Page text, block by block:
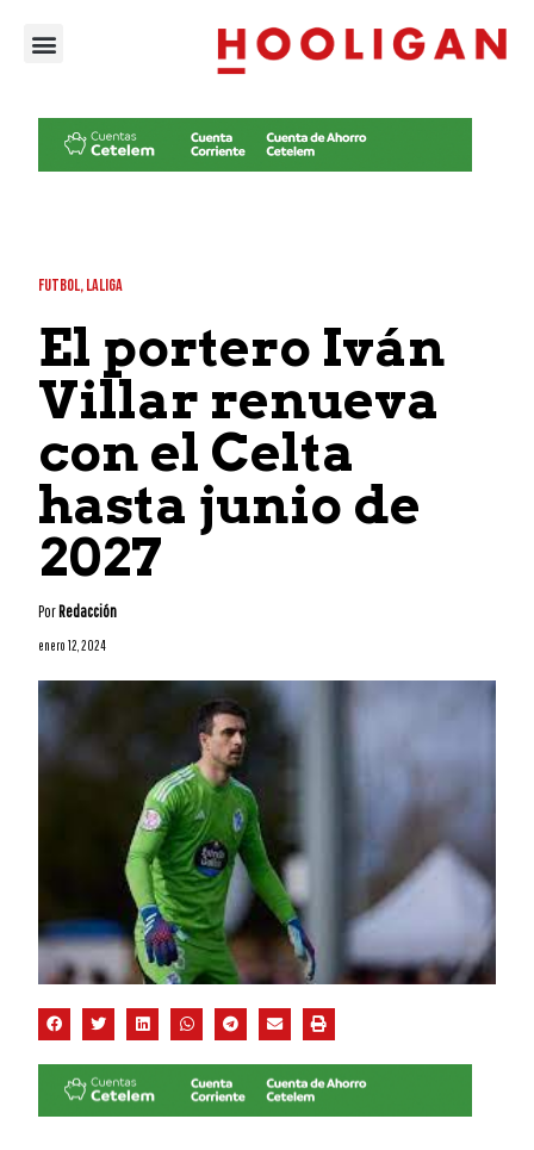
FUTBOL,LALIGA
El portero Iván
Villar renueva
con el Celta
hasta junio de
2027
PorRedacción
enero 12, 2024